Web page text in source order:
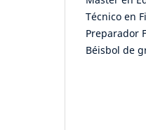
Técnico en
Preparador
Béisbol de